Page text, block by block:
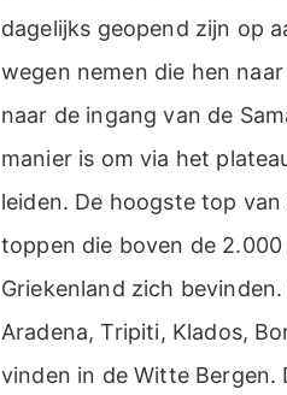
dagelijks geopend zijn op
wegen nemen die hen
naar de ingang van de
manier is om via het
leiden. De hoogste top
toppen die boven de
Griekenland zich
Aradena, Tripiti, Klados,
vinden in de Witte